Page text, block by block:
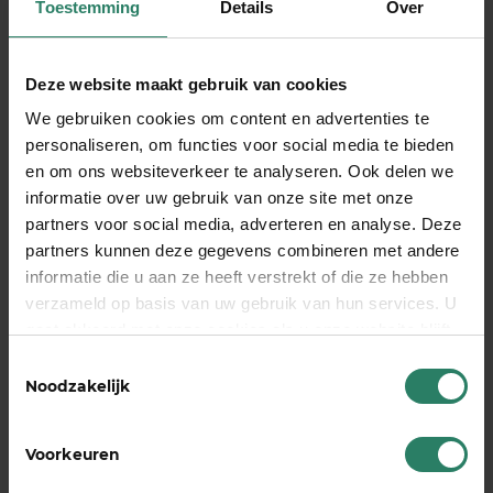
Toestemming Details Over
Deze website maakt gebruik van cookies
We gebruiken cookies om content en advertenties te
personaliseren, om functies voor social media te bieden
en om ons websiteverkeer te analyseren. Ook delen we
informatie over uw gebruik van onze site met onze
partners voor social media, adverteren en analyse. Deze
partners kunnen deze gegevens combineren met andere
informatie die u aan ze heeft verstrekt of die ze hebben
verzameld op basis van uw gebruik van hun services. U
Noodzakelijk
Voorkeuren
Ik ben momenteel niet op kantoor en neem
een ​​koffiepauze die is uitgegroeid tot een
je op zodra ik cafeïne heb gedronken en de
controle heb herwonnen. Tot die tijd zul je het
zonder me moeten doen.
Als zzp’er is zichtbaarheid een belangrijk element
van je marketingstrategie. Bedenk dus dat je out
of office reply ook een vorm van marketing is. Maar
je to do lijstje is al zo lang. Daar kunnen we wat aan
nog een AOV op je to do lijstje hebt staan dan is
een klik voldoende om ook daar een streep door
te zetten. Wel zo lekker om afgevinkt te hebben
voor je vakantie.